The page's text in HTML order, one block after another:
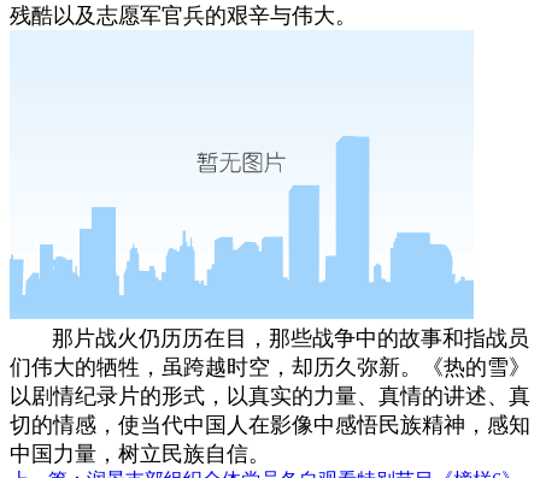
残酷以及志愿军官兵的艰辛与伟大。
那片战火仍历历在目，那些战争中的故事和指战员
们伟大的牺牲，虽跨越时空，却历久弥新。《热的雪》
以剧情纪录片的形式，以真实的力量、真情的讲述、真
切的情感，使当代中国人在影像中感悟民族精神，感知
中国力量，树立民族自信。